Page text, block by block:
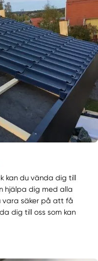
kan du vända dig till
hjälpa dig med alla
vara säker på att få
dig till oss som kan